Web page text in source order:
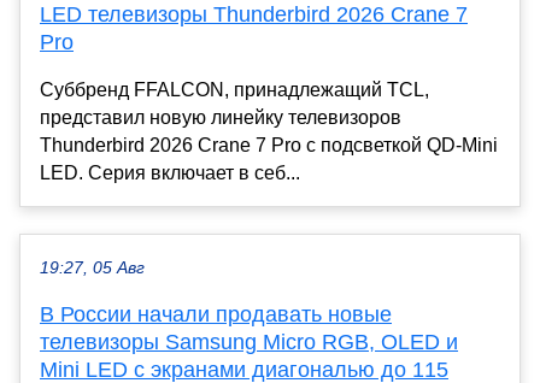
LED телевизоры Thunderbird 2026 Crane 7
Pro
Суббренд FFALCON, принадлежащий TCL,
представил новую линейку телевизоров
Thunderbird 2026 Crane 7 Pro с подсветкой QD-Mini
LED. Серия включает в себ...
19:27, 05 Авг
В России начали продавать новые
телевизоры Samsung Micro RGB, OLED и
Mini LED с экранами диагональю до 115